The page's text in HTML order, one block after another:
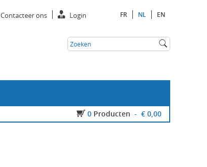
Contacteer ons Login FR NL EN
0 Producten - € 0,00